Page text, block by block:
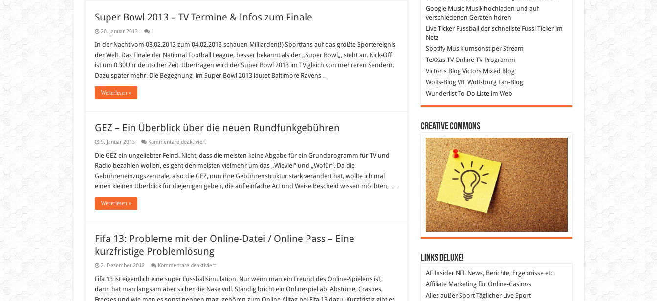
Super Bowl 2013 – TV Termine & Infos zum Finale
20. Januar 2013 1
In der Nacht vom 03.02.2013 zum 04.02.2013 schauen Milliarden(!) Sportfans auf das größte Sportereignis
der Welt. Das Finale der National Football League, besser bekannt als der „Super Bowl„, steht an. Kick-Off
ist um 0:30Uhr deutscher Zeit. Übertragen wird der Super Bowl 2013 im TV gleich von mehreren Sendern.
Dazu später mehr. Die Begegnung im Super Bowl 2013 lautet Baltimore Ravens …
Weiterlesen »
GEZ – Ein Überblick über die neuen Rundfunkgebühren
9. Januar 2013 Kommentare deaktiviertfür
–
Überblick
über
die
neuen
Die GEZ ein ungeliebter Feind. Nicht, dass die meisten keine Abgabe für ein Grundprogramm für TV und
Radio bezahlen wollen, es geht den meisten vielmehr um das „Wieviel“ und „Wofür“. Da die
Gebühreneinzugszentrale, also die GEZ, nun ihre Gebührenstruktur stark verändert hat, wollte ich mal
einen kleinen Überblick für diejenigen geben, die auf einfache Art und Weise Bescheid wissen möchten, …
Weiterlesen »
Fifa 13: Probleme mit der Online-Datei / Online Pass – Eine
kurzfristige Problemlösung
2. Dezember 2012 Kommentare deaktiviertfür
13:
mit
der
Fifa 13 ist eigentlich eine super Fussballsimulation. Nur wenn man ein Freund des Online-Spielens ist,
dann hat man langsam aber sicher die Nase voll. Ständig bricht ein Onlinespiel ab. Abstürze, Crashes,
Freezes und wie man es sonst nennen mag, gehören zum Online Alltag bei Fifa 13 dazu. Kurzfristig gibt es
Google MusicMusik hochladen und auf
verschiedenen Geräten hören
Live Ticker Fussball
der schnellste Fussi Ticker im
Netz
SpotifyMusik umsonst per Stream
TeXXas TVOnline TV-Programm
Victor's BlogVictors Mixed Blog
Wolfs-BlogVfL Wolfsburg Fan-Blog
WunderlistTo-Do Liste im Web
Creative Commons
Links DeLuXe!
AF InsiderNFL News, Berichte, Ergebnisse etc.
Affiliate Marketingfür Online-Casinos
Alles außer SportTäglicher Live Sport